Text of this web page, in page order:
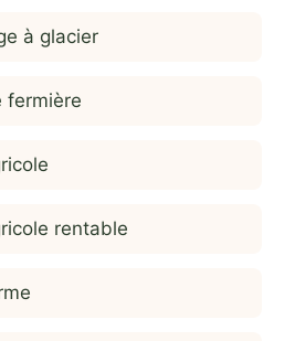
à glacier
fermière
rentable